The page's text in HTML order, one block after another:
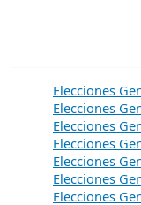
Elecciones
Elecciones
Elecciones
Elecciones
Elecciones
Elecciones
Elecciones